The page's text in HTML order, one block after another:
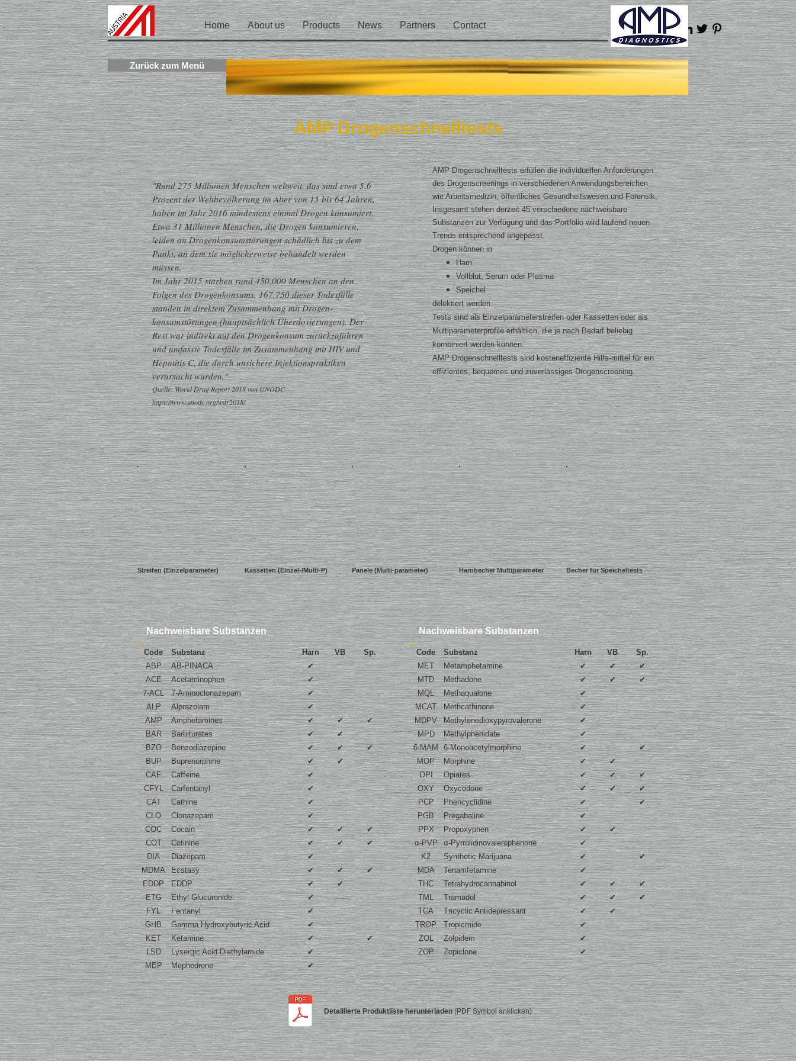
Home About us Products News Partners Contact
Zurück zum Menü
AMP Drogenschnelltests
"Rund 275 Millionen Menschen weltweit, das sind etwa 5,6
Prozent der Weltbevölkerung im Alter von 15 bis 64 Jahren,
haben im Jahr 2016 mindestens einmal Drogen konsumiert.
Etwa 31 Millionen Menschen, die Drogen konsumieren,
leiden an Drogenkonsumstörungen schädlich bis zu dem
Punkt, an dem sie möglicherweise behandelt werden
müssen.
Im Jahr 2015 starben rund 450.000 Menschen an den
Folgen des Drogenkonsums. 167.750 dieser Todesfälle
standen in direktem Zusammenhang mit Drogen-
konsumstörungen (hauptsächlich Überdosierungen). Der
Rest war indirekt auf den Drogenkonsum zurückzuführen
und umfasste Todesfälle im Zusammenhang mit HIV und
Hepatitis C, die durch unsichere Injektionspraktiken
verursacht wurden."
Quelle: World Drug Report 2018 von UNODC
https://www.unodc.org/wdr2018/
AMP Drogenschnelltests erfüllen die individuellen Anforderungen
des Drogenscreenings in verschiedenen Anwendungsbereichen
wie Arbeitsmedizin, öffentliches Gesundheitswesen und Forensik.
Insgesamt stehen derzeit 45 verschiedene nachweisbare
Substanzen zur Verfügung und das Portfolio wird laufend neuen
Trends entsprechend angepasst.
Drogen können in​
Harn
Vollblut, Serum oder Plasma
Speichel
delektiert werden.
Tests sind als Einzelparameterstreifen oder Kassetten oder als
Multiparameterprofile erhältlich, die je nach Bedarf beliebig
kombiniert werden können.
AMP Drogenschnelltests sind kosteneffiziente Hilfs-mittel für ein
effizientes, bequemes und zuverlässiges Drogenscreening.
Streifen (Einzelparameter) Kassetten(Einzel-/Multi-P) Panele(Multi-parameter) HarnbecherMultiparameter Becher für Speicheltests
Code
ABP
ACE
7-ACL
ALP
AMP
BAR
BZO
BUP
CAF
CFYL
CAT
CLO
COC
COT
DIA
MDMA
EDDP
ETG
FYL
GHB
KET
LSD
MEP
Substanz
AB-PINACA
Acetaminophen
7-Aminoclonazepam
Alprazolam
Amphetamines
Barbiturates
Benzodiazepine
Buprenorphine
Caffeine
Carfentanyl
Cathine
Clonazepam
Cocain
Cotinine
Diazepam
Ecstasy
EDDP
Ethyl Glucuronide
Fentanyl
Gamma Hydroxybutyric Acid
Ketamine
Lysergic Acid Diethylamide
Mephedrone
Harn
✔
✔
✔
✔
✔
✔
✔
✔
✔
✔
✔
✔
✔
✔
✔
✔
✔
✔
✔
✔
✔
✔
✔
VB
✔
✔
✔
✔
✔
✔
✔
✔
Sp.
✔
✔
✔
✔
✔
✔
Code
MET
MTD
MQL
MCAT
MDPV
MPD
6-MAM
MOP
OPI
OXY
PCP
PGB
PPX
α-PVP
K2
MDA
THC
TML
TCA
TROP
ZOL
ZOP
Substanz
Metamphetamine
Methadone
Methaqualone
Methcathinone
Methylenedioxypyrovalerone
Methylphenidate
6-Monoacetylmorphine
Morphine
Opiates
Oxycodone
Phencyclidine
Pregabaline
Propoxyphen
α-Pyrrolidinovalerophenone
Synthetic Marijuana
Tenamfetamine
Tetrahydrocannabinol
Tramadol
Tricyclic Antidepressant
Tropicmide
Zolpidem
Zopiclone
Harn
✔
✔
✔
✔
✔
✔
✔
✔
✔
✔
✔
✔
✔
✔
✔
✔
✔
✔
✔
✔
✔
✔
VB
✔
✔
✔
✔
✔
✔
✔
✔
✔
Sp.
✔
✔
✔
✔
✔
✔
✔
✔
✔
Nachweisbare Substanzen Nachweisbare Substanzen
Detaillierte Produktliste herunterladen(PDF Symbol anklicken)